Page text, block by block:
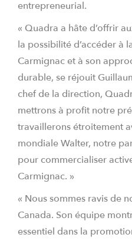
entrepreneurial.
« Quadra a hâte d’offrir
la possibilité d’accéder à
Carmignac et à son
durable, se réjouit
chef de la direction,
mettrons à profit notre
travaillerons étroitement
mondiale Walter, notre
pour commercialiser
Carmignac. »
« Nous sommes ravis de
Canada. Son équipe
essentiel dans la